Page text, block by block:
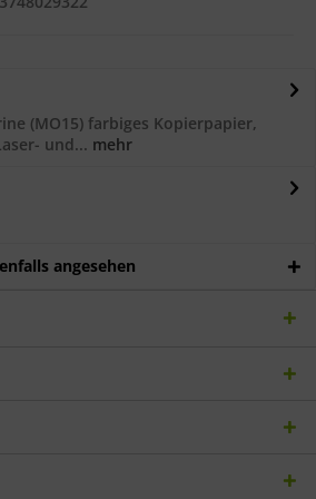
(MO15) farbiges Kopierpapier,
und... mehr
angesehen